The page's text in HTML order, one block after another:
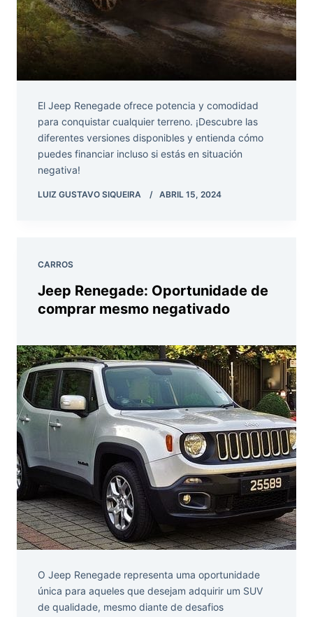
El Jeep Renegade ofrece potencia y comodidad
para conquistar cualquier terreno. ¡Descubre las
diferentes versiones disponibles y entienda cómo
puedes financiar incluso si estás en situación
negativa!
LUIZ GUSTAVO SIQUEIRA ABRIL 15, 2024
CARROS
Jeep Renegade: Oportunidade de
comprar mesmo negativado
O Jeep Renegade representa uma oportunidade
única para aqueles que desejam adquirir um SUV
de qualidade, mesmo diante de desafios